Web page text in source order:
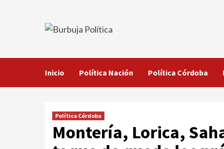
Inicio Política Nación Política Córdoba
Política Córdoba
Montería, Lorica,